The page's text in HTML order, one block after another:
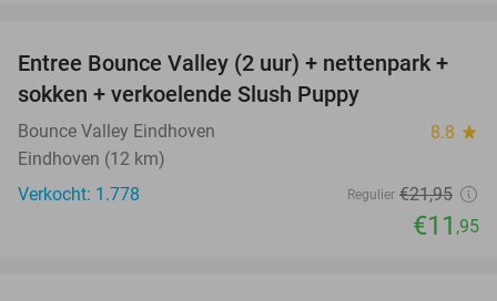
46%
Entree Bounce Valley (2 uur) + nettenpark +
sokken + verkoelende Slush Puppy
Bounce Valley Eindhoven 8.8 star
Eindhoven (12 km)
Verkocht: 1.778
Regulier €21,95
€11 ,95